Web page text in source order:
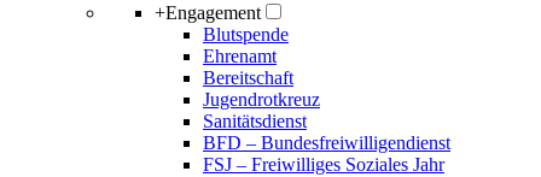
+Engagement
Blutspende
Ehrenamt
Bereitschaft
Jugendrotkreuz
Sanitätsdienst
BFD – Bundesfreiwilligendienst
FSJ – Freiwilliges Soziales Jahr